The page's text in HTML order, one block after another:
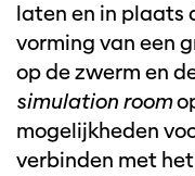
laten en in plaats
vorming van een
op de zwerm en
simulation room
mogelijkheden
verbinden met